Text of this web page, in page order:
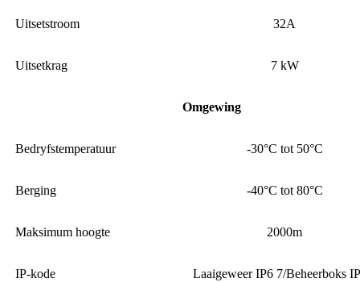
Uitsetstroom 32A
Uitsetkrag 7 kW
Omgewing
Bedryfstemperatuur -30°C tot 50°C
Berging -40°C tot 80°C
Maksimum hoogte 2000m
IP-kode Laaigeweer IP6 7/Beheerboks